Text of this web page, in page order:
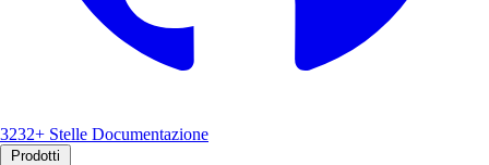
3232+ Stelle Documentazione
Prodotti